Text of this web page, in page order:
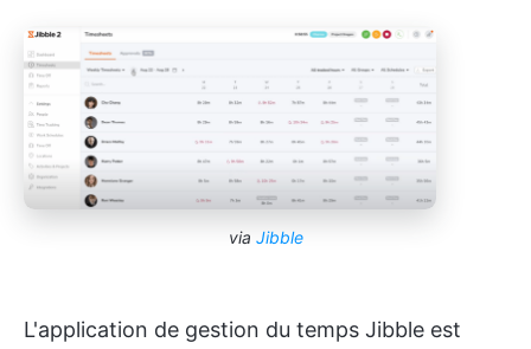
via Jibble
L'application de gestion du temps Jibble est